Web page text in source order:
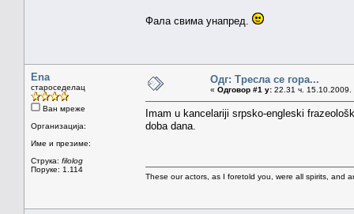
Фала свима унапред.
Ena
староседелац
Ван мреже
Организација:
Име и презиме:
Струка: filolog
Поруке: 1.114
Одг: Тресла се гора...
« Одговор #1 у: 22.31 ч. 15.10.2009.
Imam u kancelariji srpsko-engleski
doba dana.
These our actors, as I foretold you, were all spirits, and